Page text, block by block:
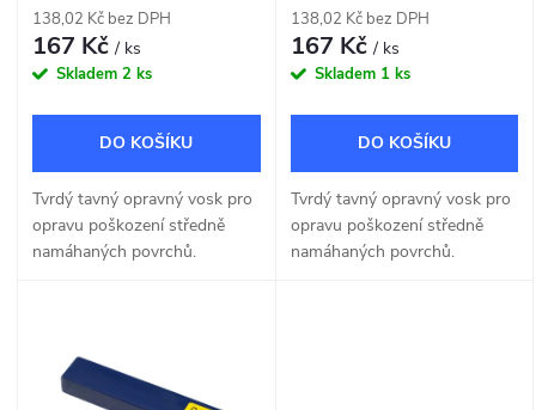
o
u
k
o
d
u
138,02 Kč bez DPH
167 Kč/ ks
Skladem 2 ks
DO KOŠÍKU
Tvrdý tavný opravný vosk pro
opravu poškození středně
namáhaných povrchů.
138,02 Kč bez DPH
167 Kč/ ks
Skladem 1 ks
DO KOŠÍKU
Tvrdý tavný opravný vosk pro
opravu poškození středně
namáhaných povrchů.